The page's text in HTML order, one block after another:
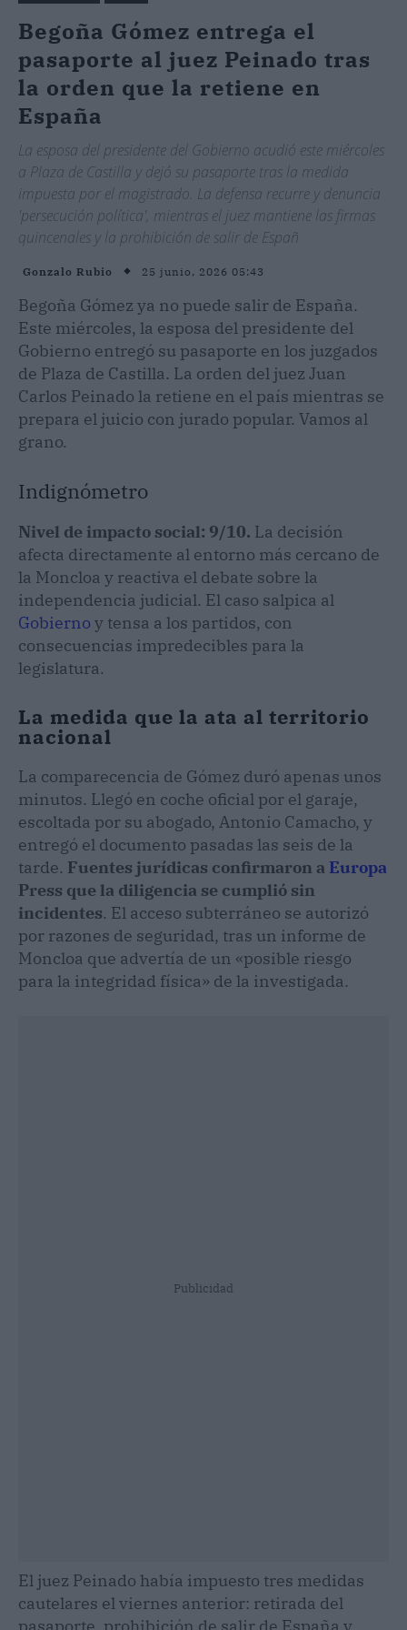
Begoña Gómez entrega el
pasaporte al juez Peinado tras
la orden que la retiene en
España
La esposa del presidente del Gobierno acudió este miércoles
a Plaza de Castilla y dejó su pasaporte tras la medida
impuesta por el magistrado. La defensa recurre y denuncia
'persecución política', mientras el juez mantiene las firmas
quincenales y la prohibición de salir de Españ
Gonzalo Rubio 25 junio, 2026 05:43
Begoña Gómez ya no puede salir de España.
Este miércoles, la esposa del presidente del
Gobierno entregó su pasaporte en los juzgados
de Plaza de Castilla. La orden del juez Juan
Carlos Peinado la retiene en el país mientras se
prepara el juicio con jurado popular. Vamos al
grano.
Indignómetro
Nivel de impacto social: 9/10. La decisión
afecta directamente al entorno más cercano de
la Moncloa y reactiva el debate sobre la
independencia judicial. El caso salpica al
Gobierno y tensa a los partidos, con
consecuencias impredecibles para la
legislatura.
La medida que la ata al territorio
nacional
La comparecencia de Gómez duró apenas unos
minutos. Llegó en coche oficial por el garaje,
escoltada por su abogado, Antonio Camacho, y
entregó el documento pasadas las seis de la
tarde. Fuentes jurídicas confirmaron a Europa
Press que la diligencia se cumplió sin
incidentes. El acceso subterráneo se autorizó
por razones de seguridad, tras un informe de
Moncloa que advertía de un «posible riesgo
para la integridad física» de la investigada.
Publicidad
El juez Peinado había impuesto tres medidas
cautelares el viernes anterior: retirada del
pasaporte, prohibición de salir de España y